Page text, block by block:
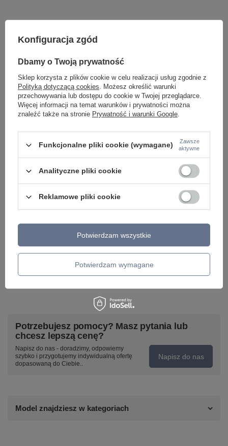
ZOBACZ RÓWNIEŻ
Lampa sufitowa, plafon MONZA II R 50 SMART
4000K WHITE Azzardo AZ3248
599,00 zł / szt.
Okrągły plafon
BLACK AZZARDO
549,00 zł /
Potrzebujesz pomocy? Masz pytania lub
chcesz lepszą cenę?
Napisz do nas - doradzimy, odpowiemy
szybko i przygotujemy indywidualną ofertę
dopasowaną do Ciebie..
Napisz do nas
Model znajdziesz w kategoriach
Konfiguracja zgód
Dbamy o Twoją prywatność
Sklep korzysta z plików cookie w celu realizacji usług zgodnie z
Polityką dotyczącą cookies. Możesz określić warunki
przechowywania lub dostępu do cookie w Twojej przeglądarce.
Więcej informacji na temat warunków i prywatności można
znaleźć także na stronie Prywatność i warunki Google.
Funkcjonalne pliki cookie (wymagane)
Zawsze
aktywne
Analityczne pliki cookie
Reklamowe pliki cookie
Potwierdzam wymagane
Potwierdzam wszystkie